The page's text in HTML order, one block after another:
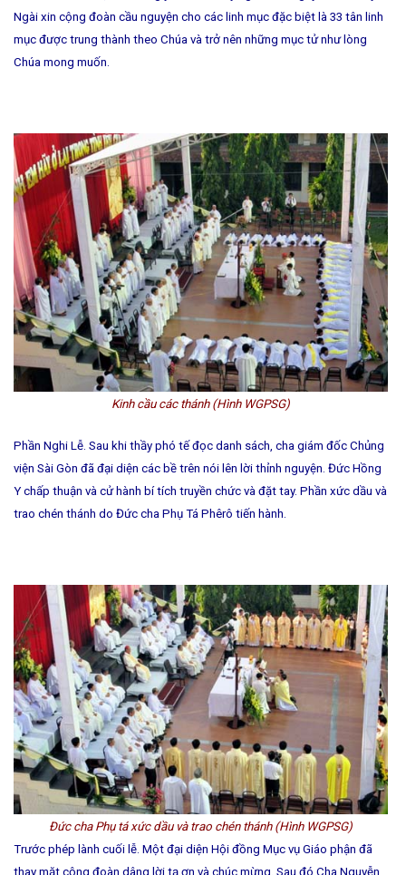
Ngài xin cộng đoàn cầu nguyện cho các linh mục đặc biệt là 33 tân linh
mục được trung thành theo Chúa và trở nên những mục tử như lòng
Chúa mong muốn.
Kinh cầu các thánh (Hình WGPSG)
Phần Nghi Lễ. Sau khi thầy phó tế đọc danh sách, cha giám đốc Chủng
viện Sài Gòn đã đại diện các bề trên nói lên lời thỉnh nguyện. Đức Hồng
Y chấp thuận và cử hành bí tích truyền chức và đặt tay. Phần xức dầu và
trao chén thánh do Đức cha Phụ Tá Phêrô tiến hành.
Đức cha Phụ tá xức dầu và trao chén thánh (Hình WGPSG)
Trước phép lành cuối lễ. Một đại diện Hội đồng Mục vụ Giáo phận đã
thay mặt cộng đoàn dâng lời tạ ơn và chúc mừng. Sau đó Cha Nguyễn